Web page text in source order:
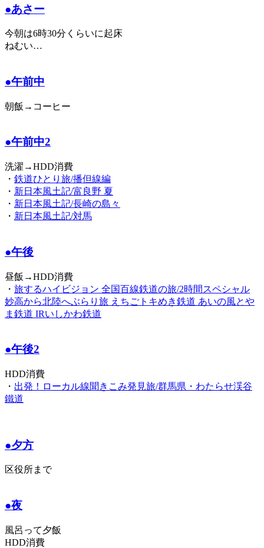
●あさー
今朝は6時30分くらいに起床
ねむい…
●午前中
朝飯→コーヒー
●午前中2
洗濯→HDD消費
・ 鉄道ひとり旅/播但線編
・ 新日本風土記/富良野 夏
・ 新日本風土記/長崎の島々
・ 新日本風土記/対馬
●午後
昼飯→HDD消費
・ 旅するハイビジョン 全国百線鉄道の旅/2時間スペシャル
妙高から北陸へぶらり旅 えちごトキめき鉄道 あいの風とや
ま鉄道 IRいしかわ鉄道
●午後2
HDD消費
・ 出発！ローカル線聞きこみ発見旅/群馬県・わたらせ渓谷
鐵道
●夕方
区役所まで
●夜
風呂って夕飯
HDD消費